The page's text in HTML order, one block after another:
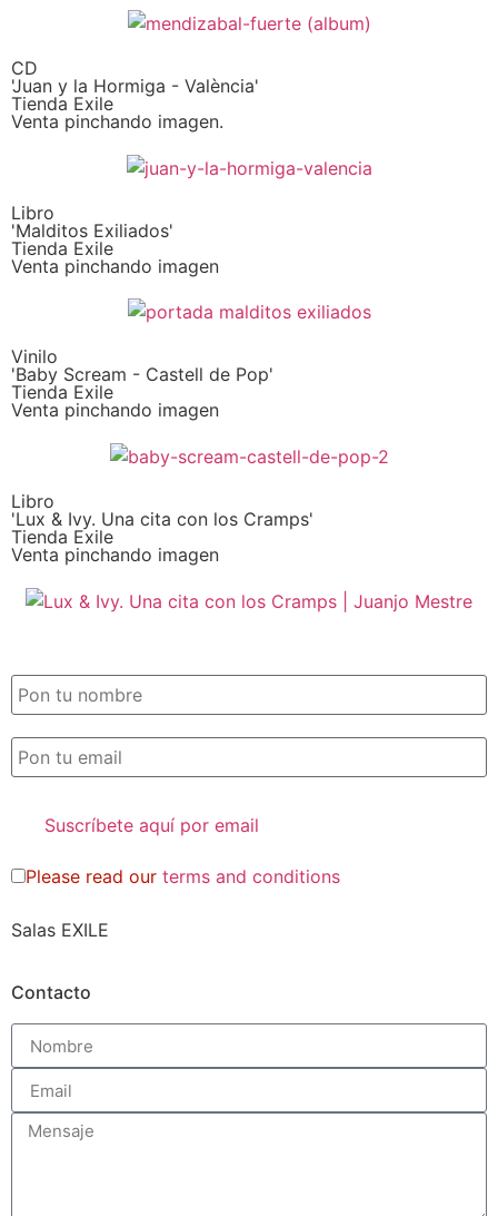
CD
'Juan y la Hormiga - València'
Tienda Exile
Venta pinchando imagen.
Libro
'Malditos Exiliados'
Tienda Exile
Venta pinchando imagen
Vinilo
'Baby Scream - Castell de Pop'
Tienda Exile
Venta pinchando imagen
Libro
'Lux & Ivy. Una cita con los Cramps'
Tienda Exile
Venta pinchando imagen
Please read our terms and conditions
Salas EXILE
Contacto